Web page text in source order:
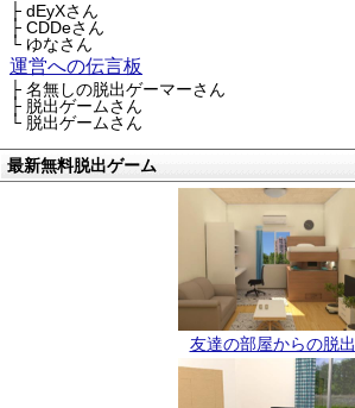
├ dEyXさん
├ CDDeさん
└ ゆなさん
運営への伝言板
├ 名無しの脱出ゲーマーさん
├ 脱出ゲームさん
└ 脱出ゲームさん
最新無料脱出ゲーム
友達の部屋からの脱出